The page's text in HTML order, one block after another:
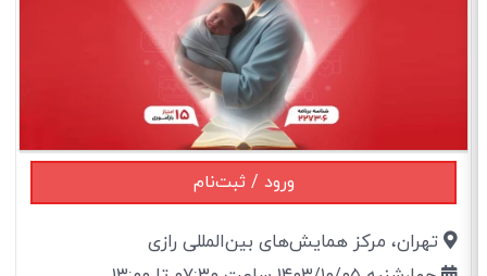
ورود / ثبت‌نام
تهران، مرکز همایش‌های بین‌المللی رازی